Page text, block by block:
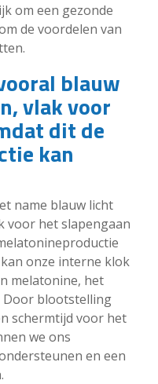
om een gezonde
de voordelen van
blauw
vlak voor
dit de
kan
name blauw licht
voor het slapengaan
onze interne klok
melatonine, het
Door blootstelling
schermtijd voor het
we ons
en een